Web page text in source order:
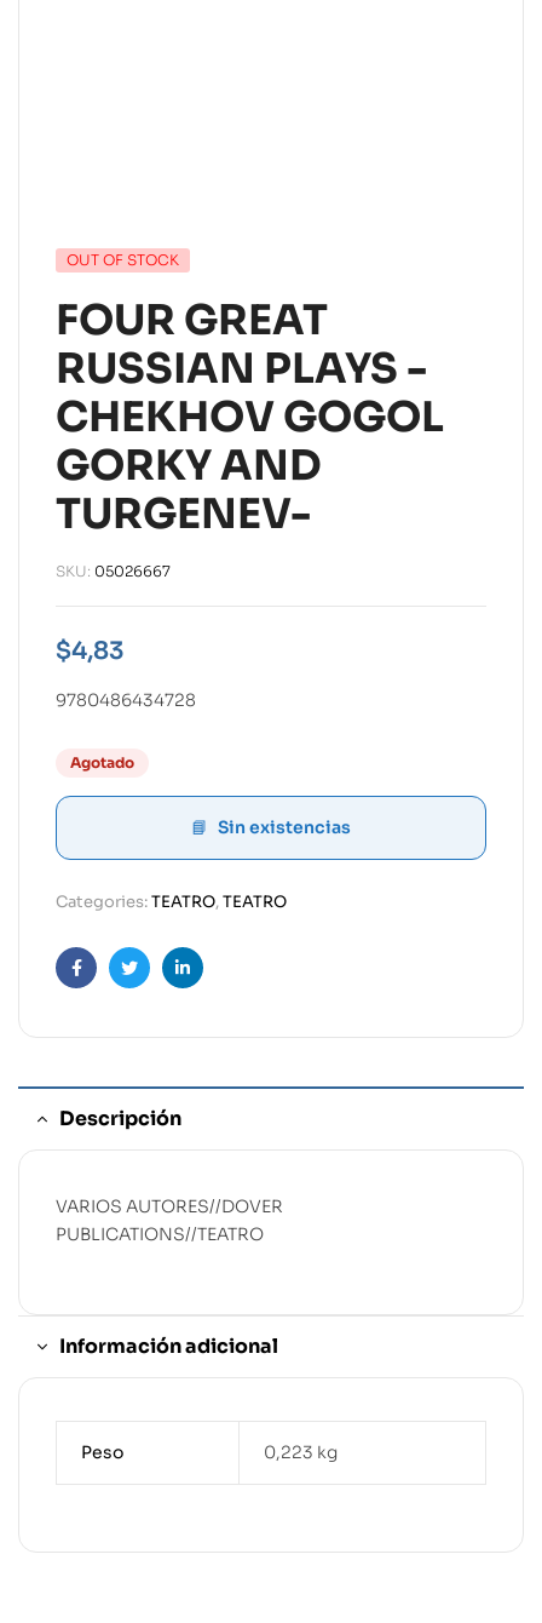
OUT OF STOCK
FOUR GREAT
RUSSIAN PLAYS -
CHEKHOV GOGOL
GORKY AND
TURGENEV-
SKU: 05026667
$4,83
9780486434728
Agotado
Sin existencias
Categories:TEATRO,TEATRO
FacebookTwitterLinkedin
Descripción
VARIOS AUTORES//DOVER
PUBLICATIONS//TEATRO
Información adicional
Peso 0,223 kg